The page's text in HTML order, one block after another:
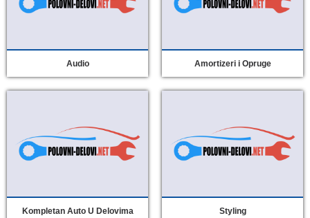
Audio Amortizeri i Opruge
Kompletan Auto U Delovima Styling